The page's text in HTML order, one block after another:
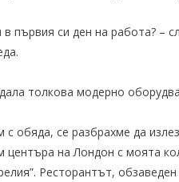
първия си ден на работа? –
толкова модерно
обяда, се разбрахме да
на Лондон с моята
Ресторантът,